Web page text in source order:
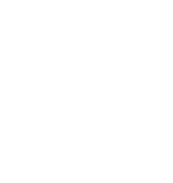
Y es que el comportamiento
profesional, más allá de los
cuidadores, ya que tiene
madre ha comentado que en
Asimismo, ha lamentado
pidiendo ayuda, y que estén
plaza». Por otro lado, ha
sociales explicando su
de Dependencia de Málaga,